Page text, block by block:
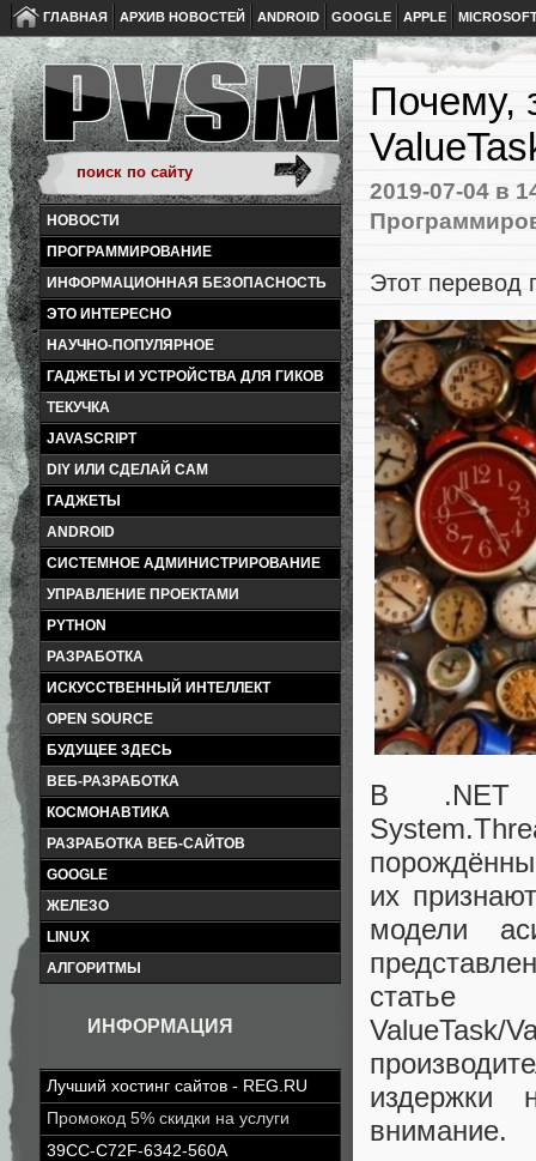
ГЛАВНАЯ АРХИВ НОВОСТЕЙ ANDROID GOOGLE APPLE
НОВОСТИ
ПРОГРАММИРОВАНИЕ
ИНФОРМАЦИОННАЯ БЕЗОПАСНОСТЬ
ЭТО ИНТЕРЕСНО
НАУЧНО-ПОПУЛЯРНОЕ
ГАДЖЕТЫ И УСТРОЙСТВА ДЛЯ ГИКОВ
ТЕКУЧКА
JAVASCRIPT
DIY ИЛИ СДЕЛАЙ САМ
ГАДЖЕТЫ
ANDROID
СИСТЕМНОЕ АДМИНИСТРИРОВАНИЕ
УПРАВЛЕНИЕ ПРОЕКТАМИ
PYTHON
РАЗРАБОТКА
ИСКУССТВЕННЫЙ ИНТЕЛЛЕКТ
OPEN SOURCE
БУДУЩЕЕ ЗДЕСЬ
ВЕБ-РАЗРАБОТКА
КОСМОНАВТИКА
РАЗРАБОТКА ВЕБ-САЙТОВ
GOOGLE
ЖЕЛЕЗО
LINUX
АЛГОРИТМЫ
ИНФОРМАЦИЯ
Лучший хостинг сайтов - REG.RU
Промокод 5% скидки на услуги
39CC-C72F-6342-560A
Почему,
2019-07-04 в
Этот перевод
В .NET
их
модели
ValueTask/
издержки
внимание.